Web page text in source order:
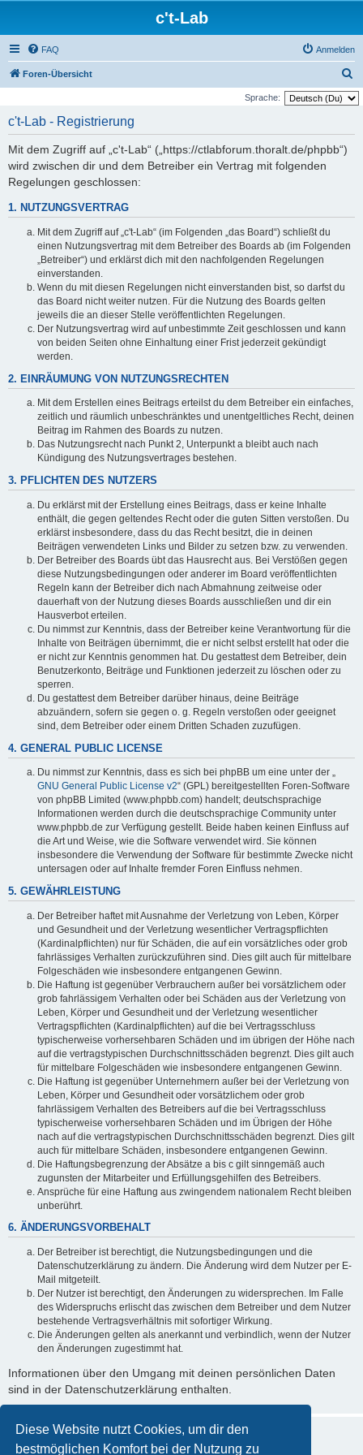
Diese Website nutzt Cookies, um dir den
bestmöglichen Komfort bei der Nutzung zu
c't-Lab
FAQ Anmelden
Foren-Übersicht
u
Sprache:
c't-Lab - Registrierung
Mit dem Zugriff auf „c't-Lab“ („https://ctlabforum.thoralt.de/phpbb“)
wird zwischen dir und dem Betreiber ein Vertrag mit folgenden
Regelungen geschlossen:
1. NUTZUNGSVERTRAG
Mit dem Zugriff auf „c't-Lab“ (im Folgenden „das Board“) schließt du
einen Nutzungsvertrag mit dem Betreiber des Boards ab (im Folgenden
„Betreiber“) und erklärst dich mit den nachfolgenden Regelungen
einverstanden.
Wenn du mit diesen Regelungen nicht einverstanden bist, so darfst du
das Board nicht weiter nutzen. Für die Nutzung des Boards gelten
jeweils die an dieser Stelle veröffentlichten Regelungen.
Der Nutzungsvertrag wird auf unbestimmte Zeit geschlossen und kann
von beiden Seiten ohne Einhaltung einer Frist jederzeit gekündigt
werden.
2. EINRÄUMUNG VON NUTZUNGSRECHTEN
Mit dem Erstellen eines Beitrags erteilst du dem Betreiber ein einfaches,
zeitlich und räumlich unbeschränktes und unentgeltliches Recht, deinen
Beitrag im Rahmen des Boards zu nutzen.
Das Nutzungsrecht nach Punkt 2, Unterpunkt a bleibt auch nach
Kündigung des Nutzungsvertrages bestehen.
3. PFLICHTEN DES NUTZERS
Du erklärst mit der Erstellung eines Beitrags, dass er keine Inhalte
enthält, die gegen geltendes Recht oder die guten Sitten verstoßen. Du
erklärst insbesondere, dass du das Recht besitzt, die in deinen
Beiträgen verwendeten Links und Bilder zu setzen bzw. zu verwenden.
Der Betreiber des Boards übt das Hausrecht aus. Bei Verstößen gegen
diese Nutzungsbedingungen oder anderer im Board veröffentlichten
Regeln kann der Betreiber dich nach Abmahnung zeitweise oder
dauerhaft von der Nutzung dieses Boards ausschließen und dir ein
Hausverbot erteilen.
Du nimmst zur Kenntnis, dass der Betreiber keine Verantwortung für die
Inhalte von Beiträgen übernimmt, die er nicht selbst erstellt hat oder die
er nicht zur Kenntnis genommen hat. Du gestattest dem Betreiber, dein
Benutzerkonto, Beiträge und Funktionen jederzeit zu löschen oder zu
sperren.
Du gestattest dem Betreiber darüber hinaus, deine Beiträge
abzuändern, sofern sie gegen o. g. Regeln verstoßen oder geeignet
sind, dem Betreiber oder einem Dritten Schaden zuzufügen.
4. GENERAL PUBLIC LICENSE
Du nimmst zur Kenntnis, dass es sich bei phpBB um eine unter der „
GNU General Public License v2“ (GPL) bereitgestellten Foren-Software
von phpBB Limited (www.phpbb.com) handelt; deutschsprachige
Informationen werden durch die deutschsprachige Community unter
www.phpbb.de zur Verfügung gestellt. Beide haben keinen Einfluss auf
die Art und Weise, wie die Software verwendet wird. Sie können
insbesondere die Verwendung der Software für bestimmte Zwecke nicht
untersagen oder auf Inhalte fremder Foren Einfluss nehmen.
5. GEWÄHRLEISTUNG
Der Betreiber haftet mit Ausnahme der Verletzung von Leben, Körper
und Gesundheit und der Verletzung wesentlicher Vertragspflichten
(Kardinalpflichten) nur für Schäden, die auf ein vorsätzliches oder grob
fahrlässiges Verhalten zurückzuführen sind. Dies gilt auch für mittelbare
Folgeschäden wie insbesondere entgangenen Gewinn.
Die Haftung ist gegenüber Verbrauchern außer bei vorsätzlichem oder
grob fahrlässigem Verhalten oder bei Schäden aus der Verletzung von
Leben, Körper und Gesundheit und der Verletzung wesentlicher
Vertragspflichten (Kardinalpflichten) auf die bei Vertragsschluss
typischerweise vorhersehbaren Schäden und im übrigen der Höhe nach
auf die vertragstypischen Durchschnittsschäden begrenzt. Dies gilt auch
für mittelbare Folgeschäden wie insbesondere entgangenen Gewinn.
Die Haftung ist gegenüber Unternehmern außer bei der Verletzung von
Leben, Körper und Gesundheit oder vorsätzlichem oder grob
fahrlässigem Verhalten des Betreibers auf die bei Vertragsschluss
typischerweise vorhersehbaren Schäden und im Übrigen der Höhe
nach auf die vertragstypischen Durchschnittsschäden begrenzt. Dies gilt
auch für mittelbare Schäden, insbesondere entgangenen Gewinn.
Die Haftungsbegrenzung der Absätze a bis c gilt sinngemäß auch
zugunsten der Mitarbeiter und Erfüllungsgehilfen des Betreibers.
Ansprüche für eine Haftung aus zwingendem nationalem Recht bleiben
unberührt.
6. ÄNDERUNGSVORBEHALT
Der Betreiber ist berechtigt, die Nutzungsbedingungen und die
Datenschutzerklärung zu ändern. Die Änderung wird dem Nutzer per E-
Mail mitgeteilt.
Der Nutzer ist berechtigt, den Änderungen zu widersprechen. Im Falle
des Widerspruchs erlischt das zwischen dem Betreiber und dem Nutzer
bestehende Vertragsverhältnis mit sofortiger Wirkung.
Die Änderungen gelten als anerkannt und verbindlich, wenn der Nutzer
den Änderungen zugestimmt hat.
Informationen über den Umgang mit deinen persönlichen Daten
sind in der Datenschutzerklärung enthalten.